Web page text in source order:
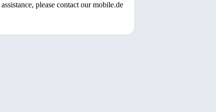
please contact our mobile.de